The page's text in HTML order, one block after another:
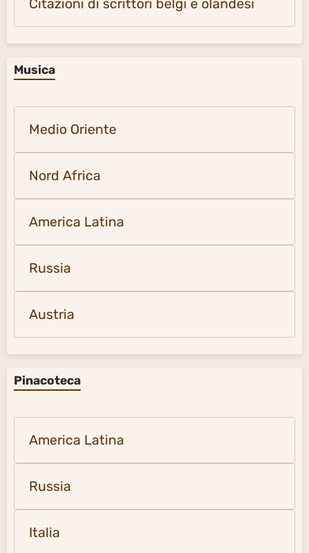
Citazioni di scrittori belgi e olandesi
Musica
Medio Oriente
Nord Africa
America Latina
Russia
Austria
Pinacoteca
America Latina
Russia
Italia